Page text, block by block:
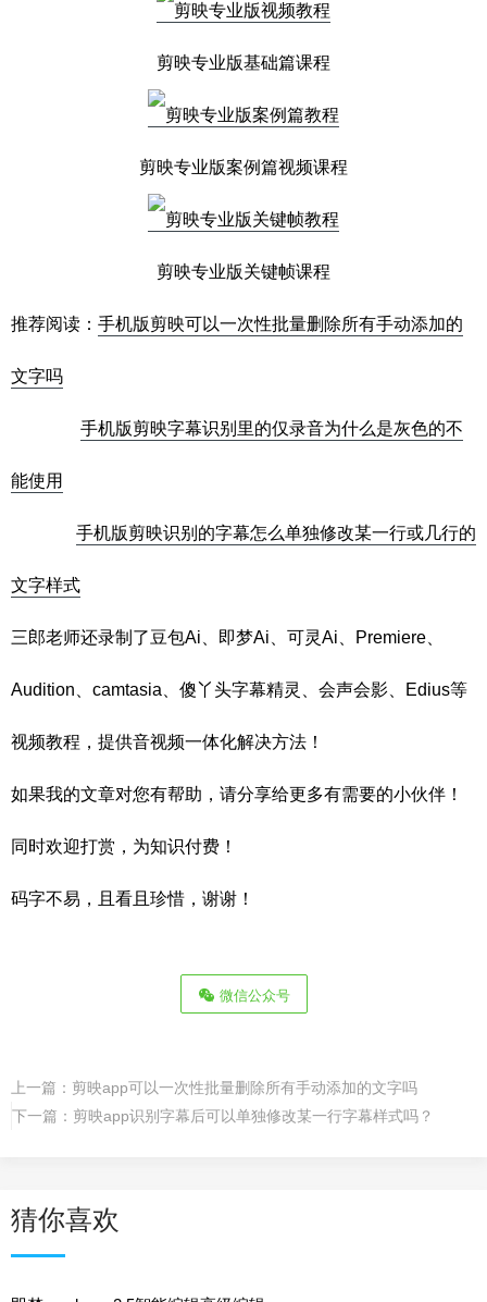
剪映专业版基础篇课程
剪映专业版案例篇视频课程
剪映专业版关键帧课程
推荐阅读： 手机版剪映可以一次性批量删除所有手动添加的
文字吗
手机版剪映字幕识别里的仅录音为什么是灰色的不
能使用
手机版剪映识别的字幕怎么单独修改某一行或几行的
文字样式
三郎老师还录制了豆包Ai、即梦Ai、可灵Ai、Premiere、
Audition、camtasia、傻丫头字幕精灵、会声会影、Edius等
视频教程，提供音视频一体化解决方法！
如果我的文章对您有帮助，请分享给更多有需要的小伙伴！
同时欢迎打赏，为知识付费！
码字不易，且看且珍惜，谢谢！
微信公众号
上一篇： 剪映app可以一次性批量删除所有手动添加的文字吗
下一篇： 剪映app识别字幕后可以单独修改某一行字幕样式吗？
猜你喜欢